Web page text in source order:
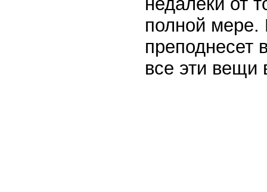
полной мере.
преподнесет
все эти вещи